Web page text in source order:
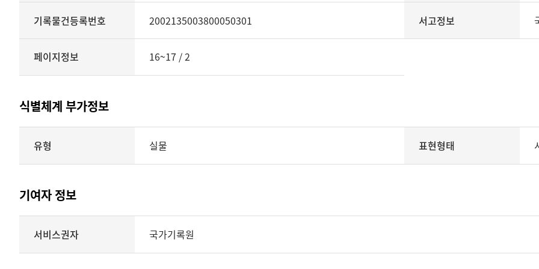
기록물건등록번호 2002135003800050301 서고정보
페이지정보 16~17 / 2
식별체계 부가정보
부가정보의
유형
표현형태
제공
유형 실물 표현형태
기여자 정보
기여자
정보를
서비스권자 국가기록원